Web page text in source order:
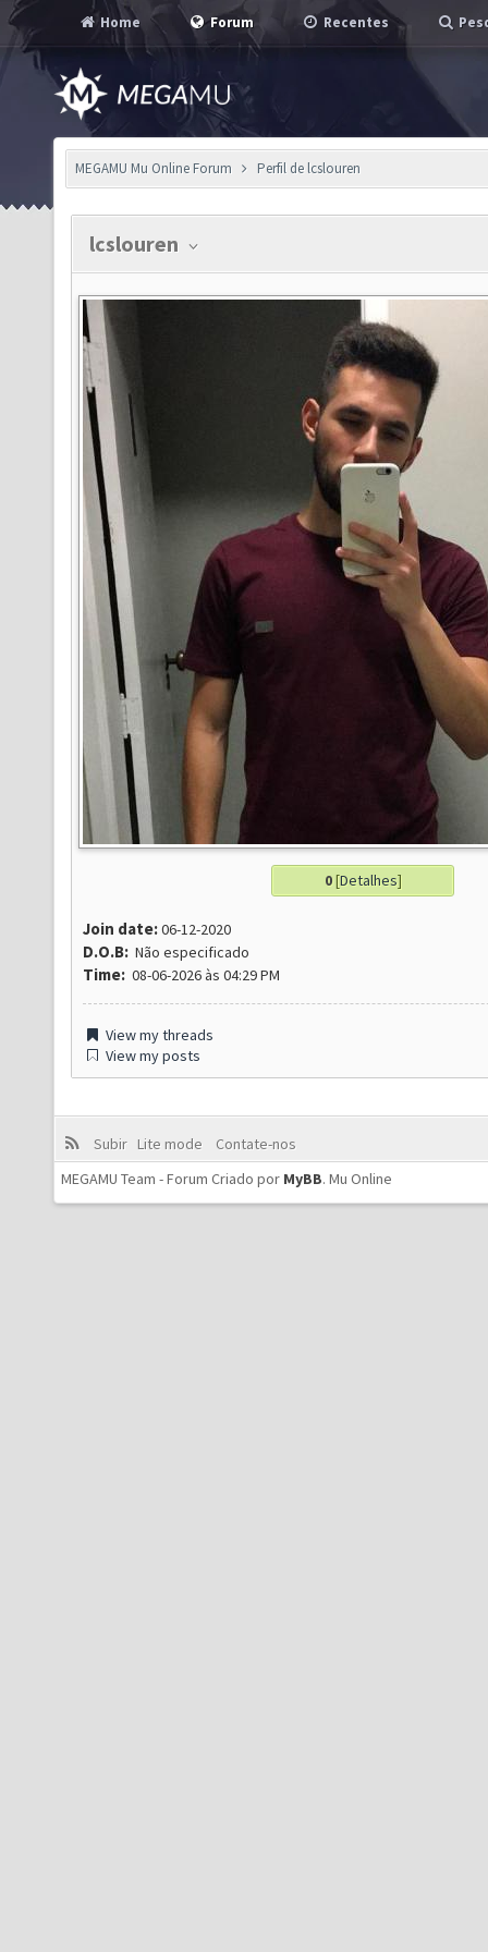
Home Forum Recentes
MEGAMU Mu Online Forum Perfil de lcslouren
lcslouren
0[Detalhes]
Join date:06-12-2020
D.O.B: Não especificado
Time: 08-06-2026 às 04:29 PM
View my threads
View my posts
Subir Lite mode
Contate-nos
MEGAMU Team - Forum Criado por MyBB. Mu Online